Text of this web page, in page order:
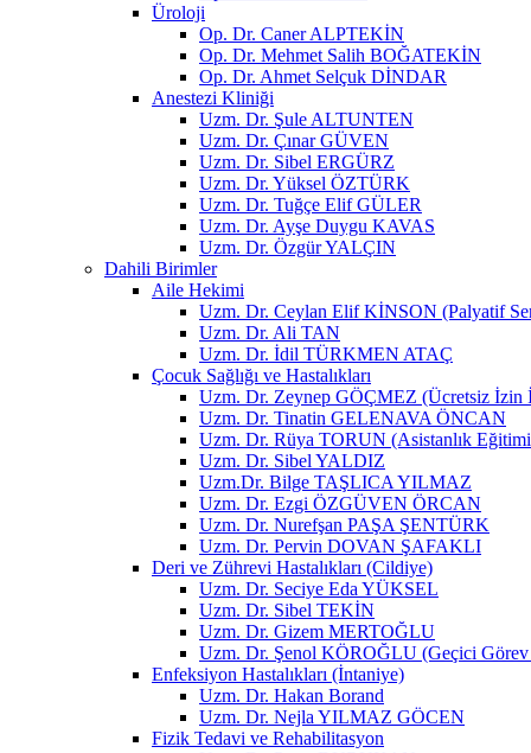
Üroloji
Op. Dr. Caner ALPTEKİN
Op. Dr. Mehmet Salih BOĞATEKİN
Op. Dr. Ahmet Selçuk DİNDAR
Anestezi Kliniği
Uzm. Dr. Şule ALTUNTEN
Uzm. Dr. Çınar GÜVEN
Uzm. Dr. Sibel ERGÜRZ
Uzm. Dr. Yüksel ÖZTÜRK
Uzm. Dr. Tuğçe Elif GÜLER
Uzm. Dr. Ayşe Duygu KAVAS
Uzm. Dr. Özgür YALÇIN
Dahili Birimler
Aile Hekimi
Uzm. Dr. Ceylan Elif KİNSON (Palyatif
Uzm. Dr. Ali TAN
Uzm. Dr. İdil TÜRKMEN ATAÇ
Çocuk Sağlığı ve Hastalıkları
Uzm. Dr. Zeynep GÖÇMEZ (Ücretsiz İzin
Uzm. Dr. Tinatin GELENAVA ÖNCAN
Uzm. Dr. Rüya TORUN (Asistanlık
Uzm. Dr. Sibel YALDIZ
Uzm.Dr. Bilge TAŞLICA YILMAZ
Uzm. Dr. Ezgi ÖZGÜVEN ÖRCAN
Uzm. Dr. Nurefşan PAŞA ŞENTÜRK
Uzm. Dr. Pervin DOVAN ŞAFAKLI
Deri ve Zührevi Hastalıkları (Cildiye)
Uzm. Dr. Seciye Eda YÜKSEL
Uzm. Dr. Sibel TEKİN
Uzm. Dr. Gizem MERTOĞLU
Uzm. Dr. Şenol KÖROĞLU (Geçici Görev
Enfeksiyon Hastalıkları (İntaniye)
Uzm. Dr. Hakan Borand
Uzm. Dr. Nejla YILMAZ GÖCEN
Fizik Tedavi ve Rehabilitasyon